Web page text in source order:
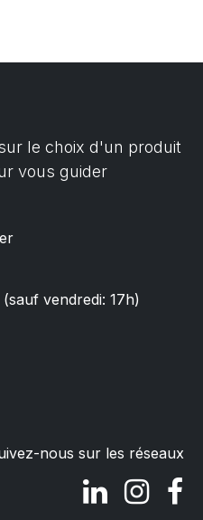
le choix d'un produit
vous guider
(sauf vendredi: 17h)
nous sur les réseaux